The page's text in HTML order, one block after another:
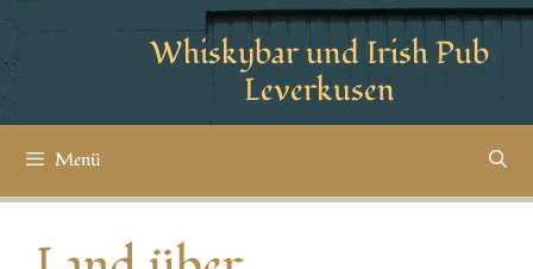
Whiskybar und Irish Pub
Leverkusen
Menü